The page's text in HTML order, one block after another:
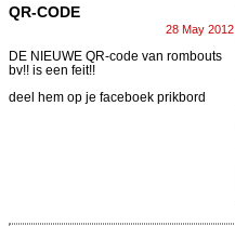
QR-CODE
28 May 2012
DE NIEUWE QR-code van rombouts
bv!! is een feit!!
deel hem op je faceboek prikbord